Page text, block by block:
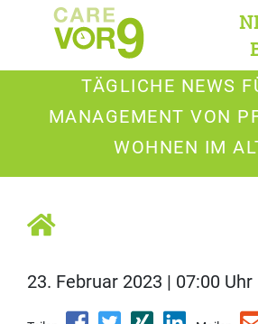
TÄGLICHE NEWS
MANAGEMENT VON
WOHNEN IM
23. Februar 2023 | 07:00 Uhr